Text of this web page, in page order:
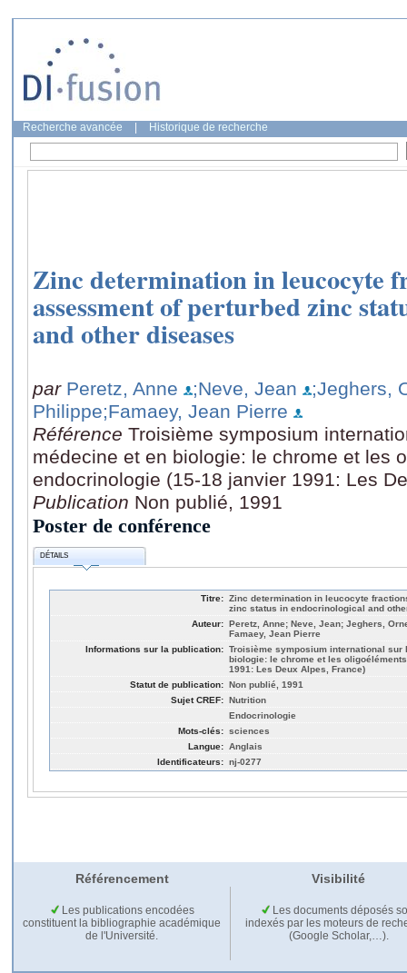
Recherche avancée Historique de recherche
Zinc determination in leucocyte
assessment of perturbed zinc
and other diseases
par Peretz, Anne ;Neve, Jean
;Jeghers,
Philippe;Famaey, Jean Pierre
Référence Troisième symposium
médecine et en biologie: le chrome et les
endocrinologie (15-18 janvier 1991: Les
Publication Non publié, 1991
Poster de conférence
DÉTAILS
Titre: Zinc determination in leucocyte
zinc status in endocrinological and
Auteur: Peretz, Anne; Neve, Jean; Jeghers,
Famaey, Jean Pierre
Informations sur la publication: Troisième symposium international
biologie: le chrome et les
1991: Les Deux Alpes, France)
Statut de publication: Non publié, 1991
Sujet CREF: Nutrition
Endocrinologie
Mots-clés: sciences
Langue: Anglais
Identificateurs: nj-0277
Référencement Visibilité
Les publications encodées
constituent la bibliographie académique
de l'Université.
Les documents déposés
indexés par les moteurs de
(Google Scholar,…).